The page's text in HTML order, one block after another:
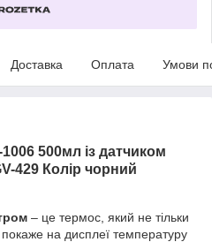
Доставка Оплата Умови
500мл із датчиком
429 Колір чорний
– це термос, який не тільки
на дисплеї температуру